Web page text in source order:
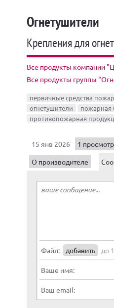
Огнетушители
Крепления для
Все продукты компании
Все продукты группы
первичные средства
огнетушители
пожарная
противопожарная
15 янв 2026 1 просмотр
О производителе
Файл: добавить до
Ваше имя:
Ваш email: